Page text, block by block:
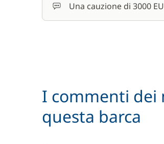
Cuscini del ponte
Parcheggio auto
Una cauzione di 3000
I commenti dei
questa barca